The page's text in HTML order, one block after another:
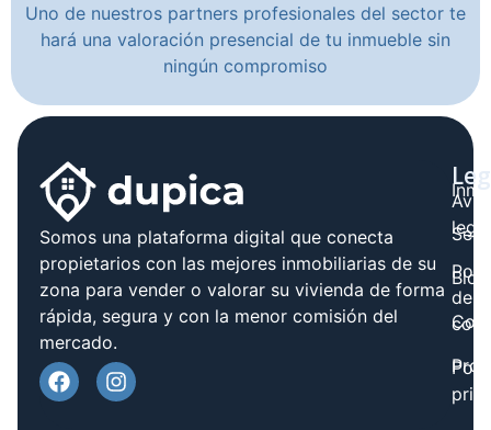
Uno de nuestros partners profesionales del sector te
hará una valoración presencial de tu inmueble sin
ningún compromiso
Somos una plataforma digital que conecta
propietarios con las mejores inmobiliarias de su
zona para vender o valorar su vivienda de forma
rápida, segura y con la menor comisión del
mercado.
Blog
legal
de